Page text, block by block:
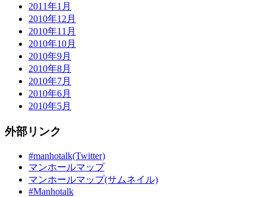
2011年1月
2010年12月
2010年11月
2010年10月
2010年9月
2010年8月
2010年7月
2010年6月
2010年5月
外部リンク
#manhotalk(Twitter)
マンホールマップ
マンホールマップ(サムネイル)
#Manhotalk